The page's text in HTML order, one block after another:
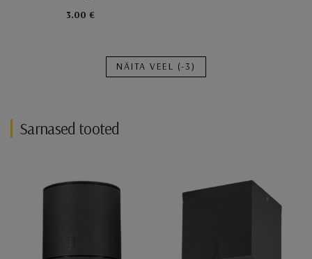
3.00 €
NÄITA VEEL (-3)
Sarnased tooted